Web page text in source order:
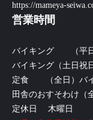
https://mameya-
営業時間
バイキング （平日
バイキング（土日祝
定食 （全日）バイ
田舎のおすそわ
定休日 木曜日